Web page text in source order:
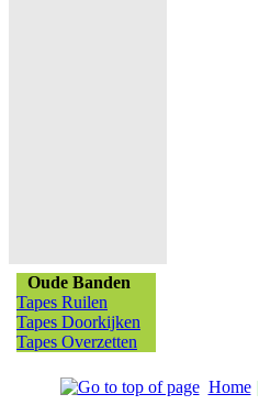
Oude Banden
Tapes Ruilen
Tapes Doorkijken
Tapes Overzetten
Home|